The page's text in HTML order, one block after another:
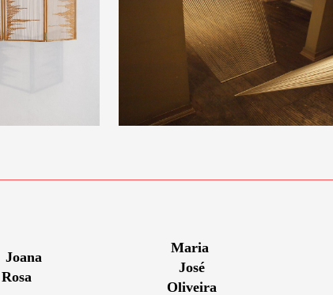
Joana
Rosa
Maria
José
Oliveira